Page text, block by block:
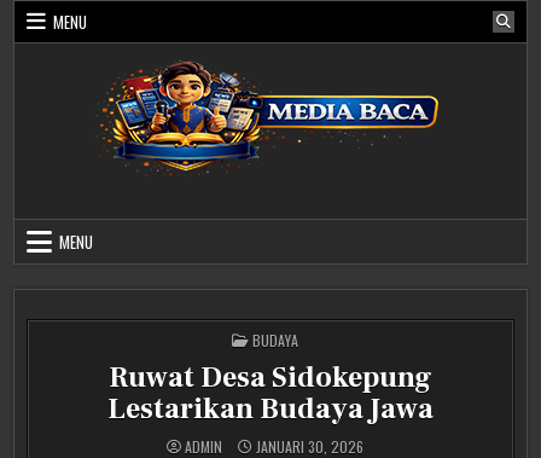
Skip
MENU
MENU
POSTED
IN
BUDAYA
Ruwat Desa Sidokepung
Lestarikan Budaya Jawa
ADMIN JANUARI 30, 2026